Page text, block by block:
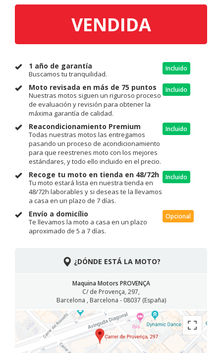
VENDIDA
1 año de garantía
Buscamos tu tranquilidad.
Incluido
Moto revisada en más de 75 puntos
Nuestras motos siguen un riguroso proceso
de evaluación y revisión para obtener la
máxima garantía de calidad.
Incluido
Reacondicionamiento Premium
Todas nuestras motos las entregamos
pasando un proceso de acondicionamiento
para que reestrenes moto con los mejores
estándares, y todo ello incluido en el precio.
Incluido
Recoge tu moto en tienda en 48/72h
Tu moto estará lista en nuestra tienda en
48/72h laborables y si deseas te la llevamos
a casa en un plazo de 7 días.
Incluido
Envío a domicílio
Te llevamos la moto a casa en un plazo
aproximado de 5 a 7 días.
Opcional
¿DÓNDE ESTÁ LA MOTO?
Maquina Motors PROVENÇA
C/ de Provença, 297,
Barcelona , Barcelona - 08037 (España)